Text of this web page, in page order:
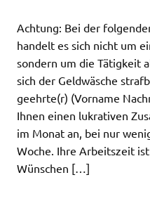
Achtung: Bei der
handelt es sich nicht um
sondern um die Tätigkeit
sich der Geldwäsche
geehrte(r) (Vorname
Ihnen einen lukrativen
im Monat an, bei nur
Woche. Ihre Arbeitszeit
Wünschen […]